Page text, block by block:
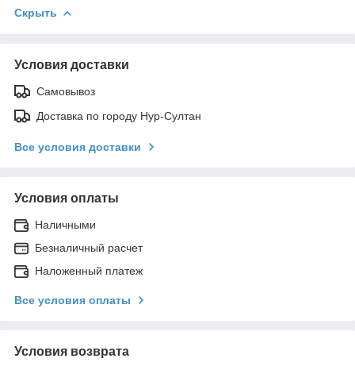
Скрыть
Условия доставки
Самовывоз
Доставка по городу Нур-Султан
Все условия доставки
Условия оплаты
Наличными
Безналичный расчет
Наложенный платеж
Все условия оплаты
Условия возврата